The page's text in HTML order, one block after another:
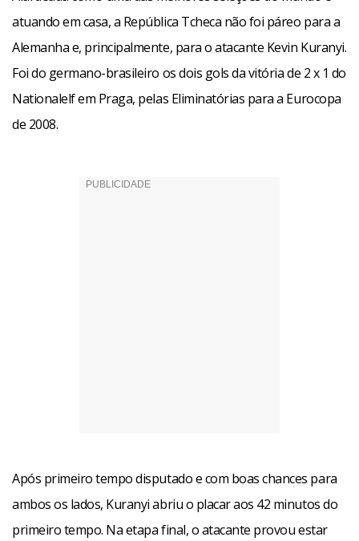
atuando em casa, a República Tcheca não foi páreo para a
Alemanha e, principalmente, para o atacante Kevin Kuranyi.
Foi do germano-brasileiro os dois gols da vitória de 2 x 1 do
Nationalelf em Praga, pelas Eliminatórias para a Eurocopa
de 2008.
Após primeiro tempo disputado e com boas chances para
ambos os lados, Kuranyi abriu o placar aos 42 minutos do
primeiro tempo. Na etapa final, o atacante provou estar